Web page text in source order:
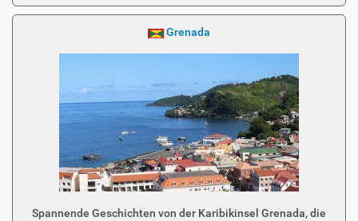
Grenada
Spannende Geschichten von der Karibikinsel Grenada, die